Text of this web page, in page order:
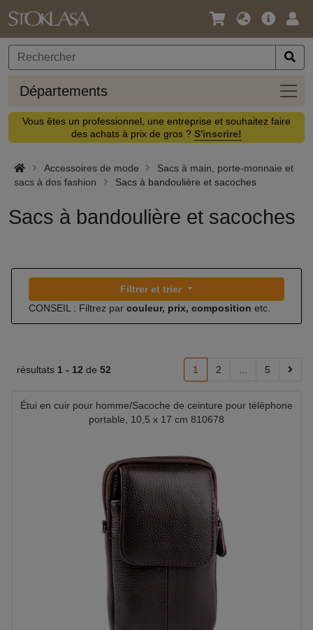
Langue
Devise
Offre
Départements
Vous êtes un professionnel, une entreprise et souhaitez faire
des achats à prix de gros ? S'inscrire!
Accessoires de mode
Sacs à main, porte-monnaie et
sacs à dos fashion
Sacs à bandoulière et sacoches
Sacs à bandoulière et sacoches
Filtrer et trier
CONSEIL : Filtrez par couleur, prix, composition etc.
résultats 1 - 12 de 52 1 2 5
Étui en cuir pour homme/Sacoche de ceinture pour téléphone
portable, 10,5 x 17 cm 810678